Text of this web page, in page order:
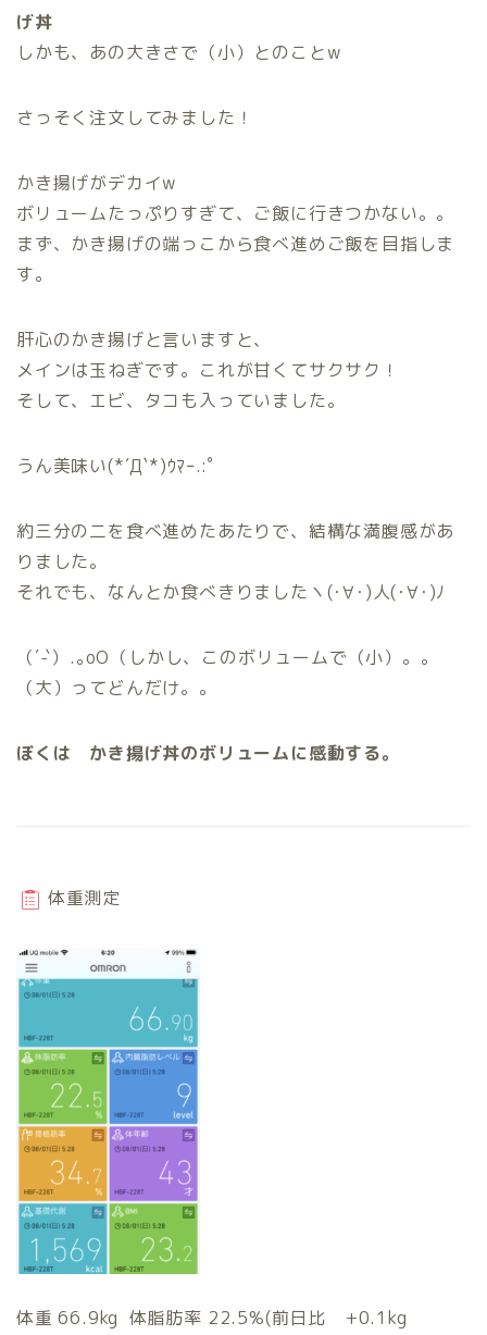
げ丼
しかも、あの大きさで（小）とのことw
さっそく注文してみました！
かき揚げがデカイw
ボリュームたっぷりすぎて、ご飯に行きつかない。。
まず、かき揚げの端っこから食べ進めご飯を目指しま
す。
肝心のかき揚げと言いますと、
メインは玉ねぎです。これが甘くてサクサク！
そして、エビ、タコも入っていました。
うん美味い(*´Д`*)ｳﾏｰ.:ﾟ
約三分の二を食べ進めたあたりで、結構な満腹感があ
りました。
それでも、なんとか食べきりましたヽ(･∀･)人(･∀･)ﾉ
（´-`）.｡oO（しかし、このボリュームで（小）。。
（大）ってどんだけ。。
ぼくは かき揚げ丼のボリュームに感動する。
体重測定
体重 66.9kg 体脂肪率 22.5%(前日比 +0.1kg